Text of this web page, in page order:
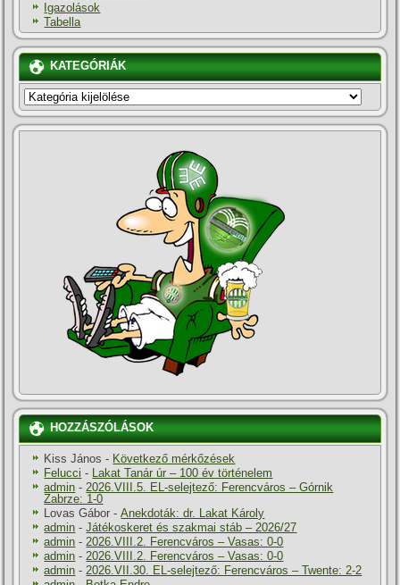
Igazolások
Tabella
KATEGÓRIÁK
KATEGÓRIÁK
HOZZÁSZÓLÁSOK
Kiss János - Következő mérkőzések
Felucci - Lakat Tanár úr – 100 év történelem
admin -2026.VIII.5. EL-selejtező: Ferencváros – Górnik
Zabrze: 1-0
Lovas Gábor -Anekdoták: dr. Lakat Károly
admin -Játékoskeret és szakmai stáb – 2026/27
admin -2026.VIII.2. Ferencváros – Vasas: 0-0
admin -2026.VIII.2. Ferencváros – Vasas: 0-0
admin -2026.VII.30. EL-selejtező: Ferencváros – Twente: 2-2